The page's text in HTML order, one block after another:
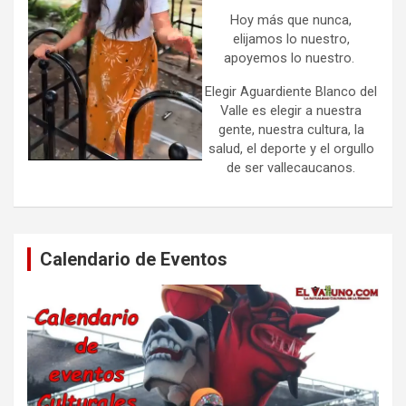
Hoy más que nunca,
elijamos lo nuestro,
apoyemos lo nuestro.
Elegir Aguardiente Blanco del
Valle es elegir a nuestra
gente, nuestra cultura, la
salud, el deporte y el orgullo
de ser vallecaucanos.
Calendario de Eventos